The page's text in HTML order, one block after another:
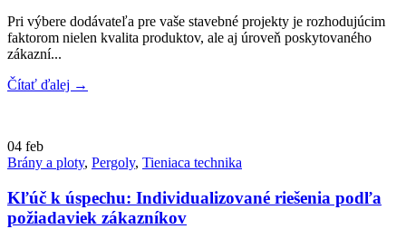
Pri výbere dodávateľa pre vaše stavebné projekty je rozhodujúcim
faktorom nielen kvalita produktov, ale aj úroveň poskytovaného
zákazní...
Čítať ďalej →
04 feb
Brány a ploty, Pergoly, Tieniaca technika
Kľúč k úspechu: Individualizované riešenia podľa
požiadaviek zákazníkov